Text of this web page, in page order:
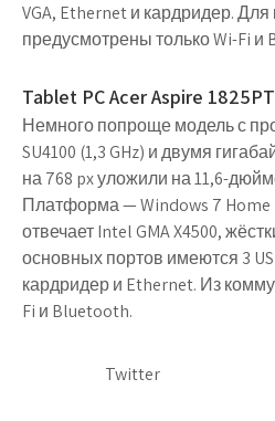
VGA, Ethernet и кардридер.
предусмотрены только Wi-Fi и
Tablet PC Acer Aspire
Немного попроще модель с
SU4100 (1,3 GHz) и двумя
на 768 px уложили на 11,6-
Платформа — Windows 7 Home
отвечает Intel GMA X4500,
основных портов имеются 3
кардридер и Ethernet. Из
Fi и Bluetooth.
Twitter